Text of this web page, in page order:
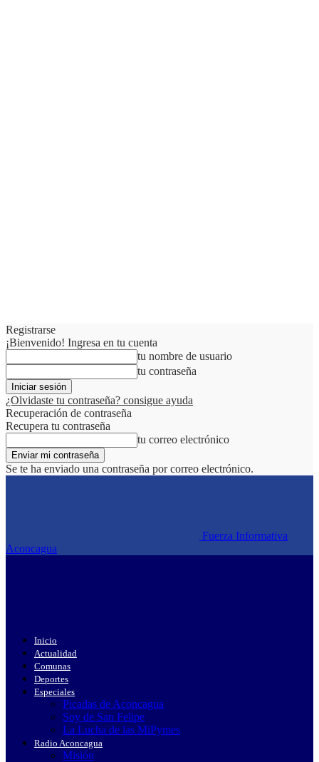
Registrarse
¡Bienvenido! Ingresa en tu cuenta
tu nombre de usuario
tu contraseña
¿Olvidaste tu contraseña? consigue ayuda
Recuperación de contraseña
Recupera tu contraseña
tu correo electrónico
Se te ha enviado una contraseña por correo electrónico.
Fuerza Informativa
Aconcagua
Inicio
Actualidad
Comunas
Deportes
Especiales
Picadas de Aconcagua
Soy de San Felipe
La Lucha de las MiPymes
Radio Aconcagua
Misión